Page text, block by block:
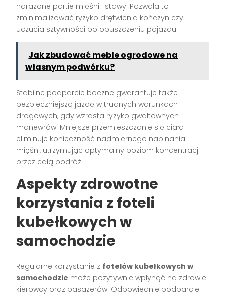
narażone partie mięśni i stawy. Pozwala to
zminimalizować ryzyko drętwienia kończyn czy
uczucia sztywności po opuszczeniu pojazdu.
Jak zbudować meble ogrodowe na
własnym podwórku?
Stabilne podparcie boczne gwarantuje także
bezpieczniejszą jazdę w trudnych warunkach
drogowych, gdy wzrasta ryzyko gwałtownych
manewrów. Mniejsze przemieszczanie się ciała
eliminuje konieczność nadmiernego napinania
mięśni, utrzymując optymalny poziom koncentracji
przez całą podróż.
Aspekty zdrowotne
korzystania z foteli
kubełkowych w
samochodzie
Regularne korzystanie z fotelów kubełkowych w
samochodzie może pozytywnie wpłynąć na zdrowie
kierowcy oraz pasażerów. Odpowiednie podparcie